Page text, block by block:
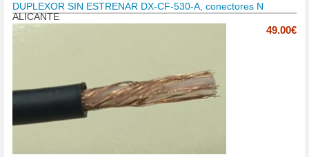
DUPLEXOR SIN ESTRENAR DX-CF-530-A, conectores N
ALICANTE
49.00€